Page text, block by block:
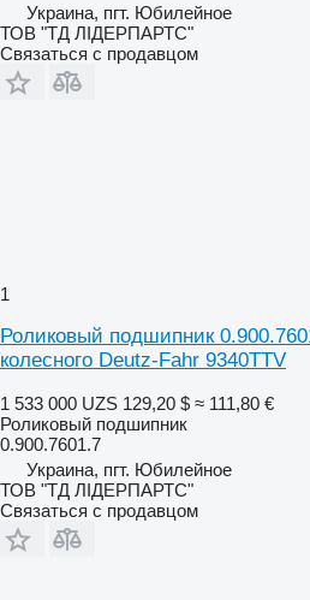
Украина, пгт. Юбилейное
ТОВ "ТД ЛІДЕРПАРТС"
Связаться с продавцом
1
Роликовый подшипник
колесного Deutz-Fahr 9340TTV
1 533 000 UZS 129,20 $ ≈ 111,80 €
Роликовый подшипник
0.900.7601.7
Украина, пгт. Юбилейное
ТОВ "ТД ЛІДЕРПАРТС"
Связаться с продавцом